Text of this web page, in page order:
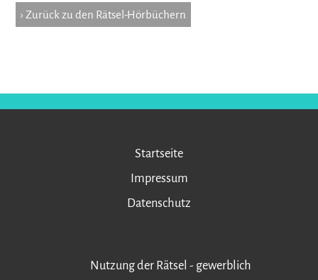
› Zurück zu den Rätsel-Hörbüchern
Startseite
Impressum
Datenschutz
Nutzung der Rätsel - gewerblich